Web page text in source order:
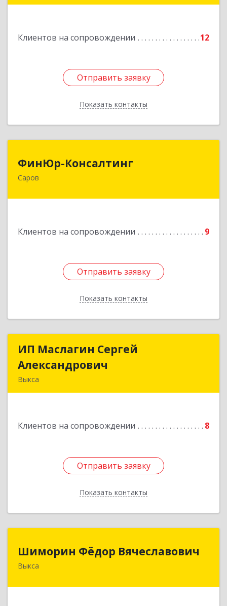
Клиентов на сопровождении 12
Отправить заявку
Показать контакты
Отправить заявку
Назад
ФинЮр-Консалтинг
Саров
Клиентов на сопровождении 9
Отправить заявку
Показать контакты
Отправить заявку
Назад
ИП Маслагин Сергей
Александрович
Выкса
Клиентов на сопровождении 8
Отправить заявку
Показать контакты
ИП Маслагин Сергей
Подробнее
Отправить заявку
Назад
Шиморин Фёдор Вячеславович
Выкса
Шиморин Фёдор Вячеславович